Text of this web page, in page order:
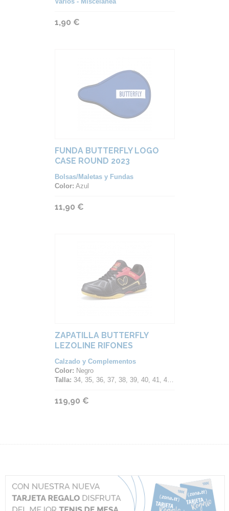
1,90 €
FUNDA BUTTERFLY LOGO
CASE ROUND 2023
Bolsas/Maletas y Fundas
Color: Azul
11,90 €
ZAPATILLA BUTTERFLY
LEZOLINE RIFONES
Calzado y Complementos
Color: Negro
Talla: 34, 35, 36, 37, 38, 39, 40, 41, 42, 43, 44, 45, 46, 47
119,90 €